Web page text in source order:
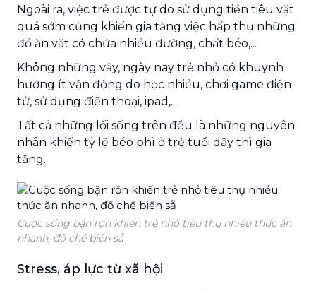
Ngoài ra, việc trẻ được tự do sử dụng tiền tiêu vặt
quá sớm cũng khiến gia tăng việc hấp thụ những
đồ ăn vặt có chứa nhiều đường, chất béo,...
Không những vậy, ngày nay trẻ nhỏ có khuynh
hướng ít vận động do học nhiều, chơi game điện
tử, sử dụng điện thoại, ipad,...
Tất cả những lối sống trên đều là những nguyên
nhân khiến tỷ lệ béo phì ở trẻ tuổi dậy thì gia
tăng.
Cuộc sống bận rộn khiến trẻ nhỏ tiêu thụ nhiều thức ăn
nhanh, đồ chế biến sẵ
Stress, áp lực từ xã hội